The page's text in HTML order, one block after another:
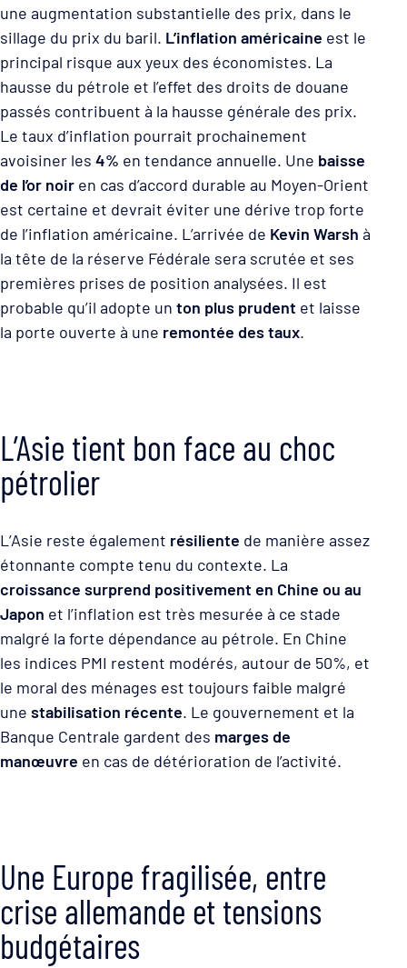
une augmentation substantielle des prix, dans le
sillage du prix du baril. L’inflation américaine est le
principal risque aux yeux des économistes. La
hausse du pétrole et l’effet des droits de douane
passés contribuent à la hausse générale des prix.
Le taux d’inflation pourrait prochainement
avoisiner les 4% en tendance annuelle. Une baisse
de l’or noir en cas d’accord durable au Moyen-Orient
est certaine et devrait éviter une dérive trop forte
de l’inflation américaine. L’arrivée de Kevin Warsh à
la tête de la réserve Fédérale sera scrutée et ses
premières prises de position analysées. Il est
probable qu’il adopte un ton plus prudent et laisse
la porte ouverte à une remontée des taux.
L’Asie tient bon face au choc
pétrolier
L’Asie reste également résiliente de manière assez
étonnante compte tenu du contexte. La
croissance surprend positivement en Chine ou au
Japon et l’inflation est très mesurée à ce stade
malgré la forte dépendance au pétrole. En Chine
les indices PMI restent modérés, autour de 50%, et
le moral des ménages est toujours faible malgré
une stabilisation récente. Le gouvernement et la
Banque Centrale gardent des marges de
manœuvre en cas de détérioration de l’activité.
Une Europe fragilisée, entre
crise allemande et tensions
budgétaires